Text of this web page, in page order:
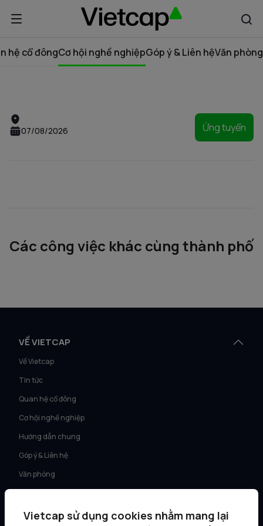
hệ cổ đôngCơ hội nghề nghiệpGóp ý & Liên hệVăn phòng
07/08/2026 Ứng tuyển
Các công việc khác cùng thành phố
VỀ VIETCAP
Về Vietcap
Tin tức
Quan hệ cổ đông
Cơ hội nghề nghiệp
Hướng dẫn chung
Góp ý & Liên hệ
Văn phòng
Vietcap sử dụng cookies nhằm mang lại